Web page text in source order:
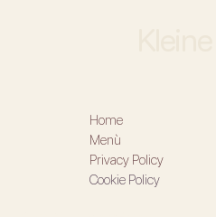
Home
Menù
Privacy Policy
Cookie Policy